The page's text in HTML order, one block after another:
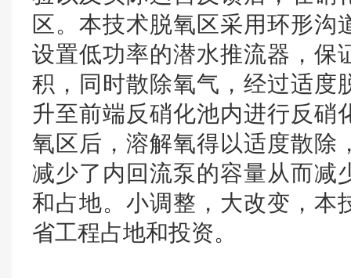
区。本技术脱氧区采用环形
设置低功率的潜水推流器，保
积，同时散除氧气，经过适度
升至前端反硝化池内进行反硝
氧区后，溶解氧得以适度散除
减少了内回流泵的容量从而减
和占地。小调整，大改变，本
省工程占地和投资。